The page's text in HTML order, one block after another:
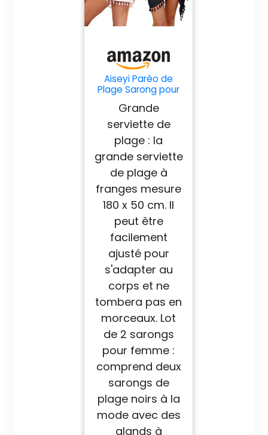
Aiseyi Paréo de
Plage Sarong pour
de 2 en Mousseline
de Soie avec
Noir/blanc, taille
unique
Grande
serviette de
plage : la
grande serviette
de plage à
franges mesure
180 x 50 cm. Il
peut être
facilement
ajusté pour
s'adapter au
corps et ne
tombera pas en
morceaux. Lot
de 2 sarongs
pour femme :
comprend deux
sarongs de
plage noirs à la
mode avec des
glands à